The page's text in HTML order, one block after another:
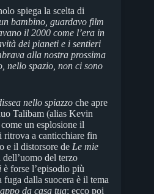
spiega la scelta di
bambino, guardavo film
il 2000 come l’era in
dei pianeti e i sentieri
alla nostra prossima
nello spazio, non ci sono
nello spiazzo che apre
Talibam (alias Kevin
un esplosione il
ritrova a canticchiare fin
e il distorsore de Le mie
del terzo
è forse l’episodio più
dalla suocera è il tema
da casa tua; ecco poi